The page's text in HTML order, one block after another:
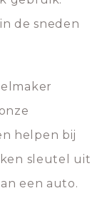
de sneden
helpen bij
sleutel uit
een auto.